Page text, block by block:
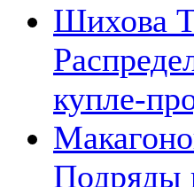
Шихова
купле-
Подряды